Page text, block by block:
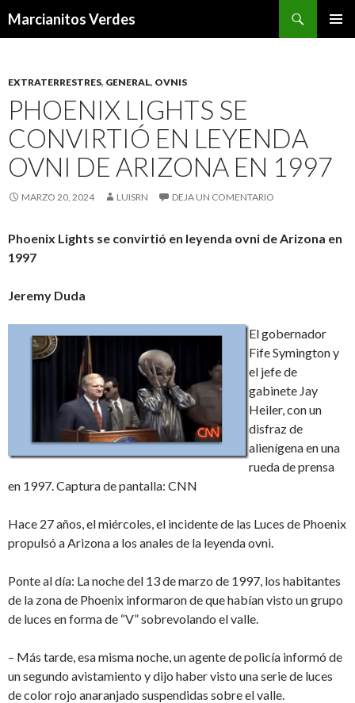
Marcianitos Verdes
EXTRATERRESTRES, GENERAL, OVNIS
PHOENIX LIGHTS SE
CONVIRTIÓ EN LEYENDA
OVNI DE ARIZONA EN 1997
MARZO 20, 2024 LUISRN DEJA UN COMENTARIO
Phoenix Lights se convirtió en leyenda ovni de Arizona en
1997
Jeremy Duda
El gobernador
Fife Symington y
el jefe de
gabinete Jay
Heiler, con un
disfraz de
alienígena en una
rueda de prensa
en 1997. Captura de pantalla: CNN
Hace 27 años, el miércoles, el incidente de las Luces de Phoenix
propulsó a Arizona a los anales de la leyenda ovni.
Ponte al día: La noche del 13 de marzo de 1997, los habitantes
de la zona de Phoenix informaron de que habían visto un grupo
de luces en forma de “V” sobrevolando el valle.
– Más tarde, esa misma noche, un agente de policía informó de
un segundo avistamiento y dijo haber visto una serie de luces
de color rojo anaranjado suspendidas sobre el valle.